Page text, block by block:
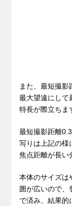
また、最短撮
最大望遠にして
特長が際立ちま
最短撮影距離
写りは上記の様
焦点距離が長い
本体のサイズは
囲が広いので、
で済み、結果的